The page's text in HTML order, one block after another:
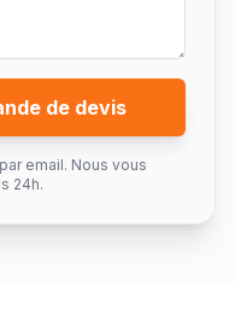
de devis
email. Nous vous
24h.